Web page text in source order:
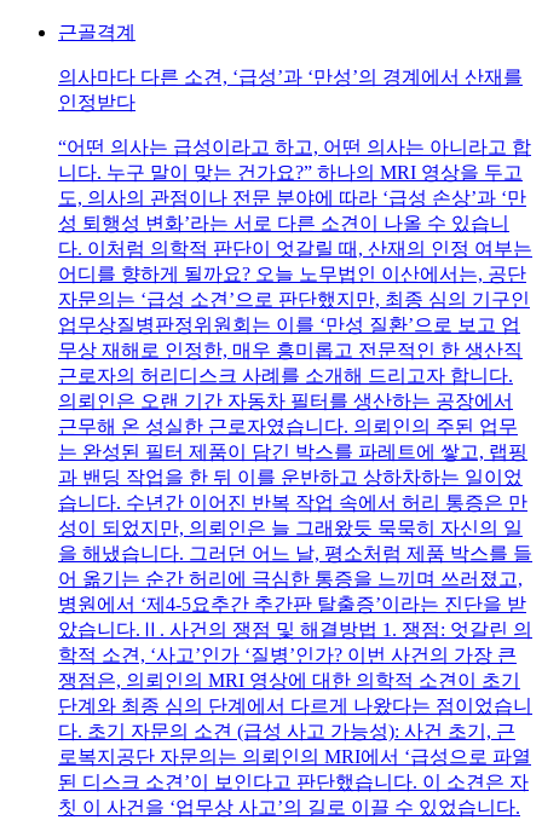
근골격계
의사마다 다른 소견, ‘급성’과 ‘만성’의 경계에서 산재를
인정받다
“어떤 의사는 급성이라고 하고, 어떤 의사는 아니라고 합
니다. 누구 말이 맞는 건가요?” 하나의 MRI 영상을 두고
도, 의사의 관점이나 전문 분야에 따라 ‘급성 손상’과 ‘만
성 퇴행성 변화’라는 서로 다른 소견이 나올 수 있습니
다. 이처럼 의학적 판단이 엇갈릴 때, 산재의 인정 여부는
어디를 향하게 될까요? 오늘 노무법인 이산에서는, 공단
자문의는 ‘급성 소견’으로 판단했지만, 최종 심의 기구인
업무상질병판정위원회는 이를 ‘만성 질환’으로 보고 업
무상 재해로 인정한, 매우 흥미롭고 전문적인 한 생산직
근로자의 허리디스크 사례를 소개해 드리고자 합니다.
의뢰인은 오랜 기간 자동차 필터를 생산하는 공장에서
근무해 온 성실한 근로자였습니다. 의뢰인의 주된 업무
는 완성된 필터 제품이 담긴 박스를 파레트에 쌓고, 랩핑
과 밴딩 작업을 한 뒤 이를 운반하고 상하차하는 일이었
습니다. 수년간 이어진 반복 작업 속에서 허리 통증은 만
성이 되었지만, 의뢰인은 늘 그래왔듯 묵묵히 자신의 일
을 해냈습니다. 그러던 어느 날, 평소처럼 제품 박스를 들
어 옮기는 순간 허리에 극심한 통증을 느끼며 쓰러졌고,
병원에서 ‘제4-5요추간 추간판 탈출증’이라는 진단을 받
았습니다.Ⅱ. 사건의 쟁점 및 해결방법 1. 쟁점: 엇갈린 의
학적 소견, ‘사고’인가 ‘질병’인가? 이번 사건의 가장 큰
쟁점은, 의뢰인의 MRI 영상에 대한 의학적 소견이 초기
단계와 최종 심의 단계에서 다르게 나왔다는 점이었습니
다. 초기 자문의 소견 (급성 사고 가능성): 사건 초기, 근
로복지공단 자문의는 의뢰인의 MRI에서 ‘급성으로 파열
된 디스크 소견’이 보인다고 판단했습니다. 이 소견은 자
칫 이 사건을 ‘업무상 사고’의 길로 이끌 수 있었습니다.